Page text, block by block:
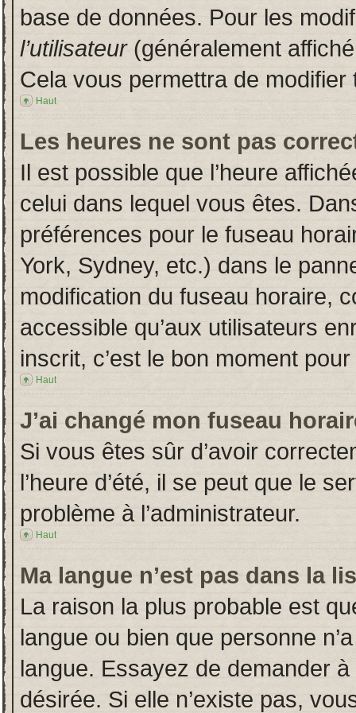
base de données. Pour les
l’utilisateur(généralement
Cela vous permettra de
Haut
Les heures ne sont pas
Il est possible que l’heure
celui dans lequel vous êtes.
préférences pour le fuseau
York, Sydney, etc.) dans le
modification du fuseau horaire,
accessible qu’aux utilisateurs
inscrit, c’est le bon moment
Haut
J’ai changé mon fuseau
Si vous êtes sûr d’avoir
l’heure d’été, il se peut que le
problème à l’administrateur.
Haut
Ma langue n’est pas dans la
La raison la plus probable est
langue ou bien que personne
langue. Essayez de demander à
désirée. Si elle n’existe pas,